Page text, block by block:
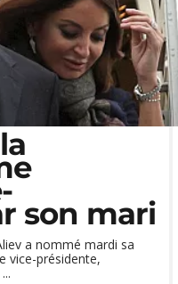
son mari
a nommé mardi sa
vice-présidente,